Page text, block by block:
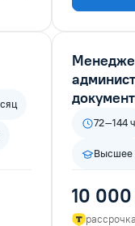
72–144 ч
Высшее
10
рассрочка